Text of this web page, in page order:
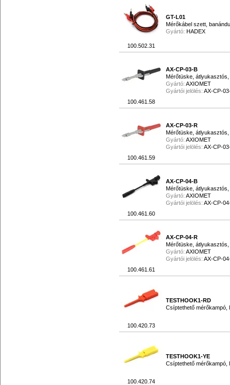
100.502.31
GT-L01
Mérőkábel szett,
Gyártó: HADEX
100.461.58
AX-CP-03-B
Mérőtüske,
Gyártó: AXIOMET
Gyártói jelölés: AX-CP-
100.461.59
AX-CP-03-R
Mérőtüske,
Gyártó: AXIOMET
Gyártói jelölés: AX-CP-
100.461.60
AX-CP-04-B
Mérőtüske,
Gyártó: AXIOMET
Gyártói jelölés: AX-CP-
100.461.61
AX-CP-04-R
Mérőtüske,
Gyártó: AXIOMET
Gyártói jelölés: AX-CP-
100.420.73
TESTHOOK1-RD
Csíptethető mérőkampó,
100.420.74
TESTHOOK1-YE
Csíptethető mérőkampó,